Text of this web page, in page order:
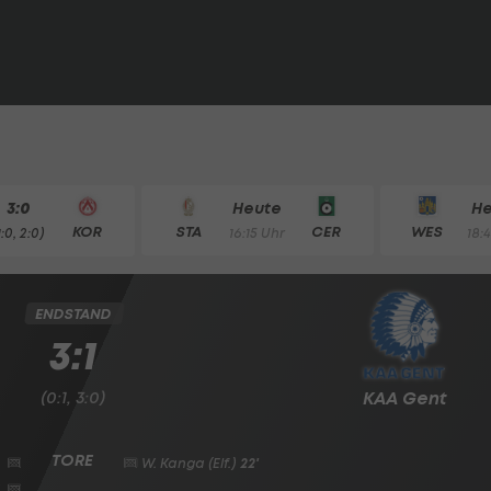
KOR
3:0
2:0) STA CER
Heute
16:15 Uhr WES
KAA Gent
ENDSTAND
3:1
(0:1, 3:0)
W. Kanga (Elf.) 22'